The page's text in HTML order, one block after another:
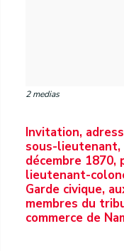
2 medias
Invitation,
sous-
décembre 1870,
lieutenant-
Garde civique,
membres du
commerce de